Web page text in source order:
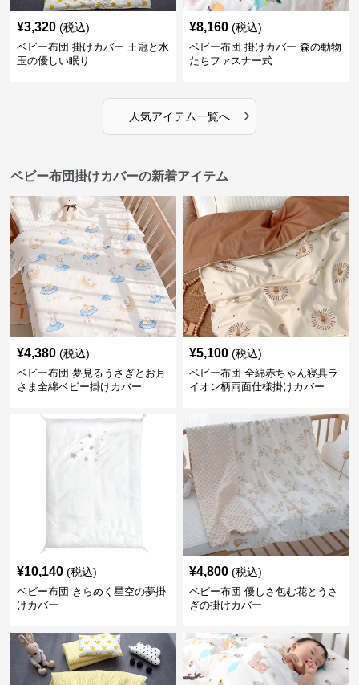
¥3,320 (税込)
ベビー布団 掛けカバー 王冠と水
玉の優しい眠り
¥8,160 (税込)
ベビー布団 掛けカバー 森の動物
たちファスナー式
人気アイテム一覧へ ›
ベビー布団掛けカバーの新着アイテム
¥4,380 (税込)
ベビー布団 夢見るうさぎとお月
さま全綿ベビー掛けカバー
¥5,100 (税込)
ベビー布団 全綿赤ちゃん寝具ラ
イオン柄両面仕様掛けカバー
¥10,140 (税込)
ベビー布団 きらめく星空の夢掛
けカバー
¥4,800 (税込)
ベビー布団 優しさ包む花とうさ
ぎの掛けカバー